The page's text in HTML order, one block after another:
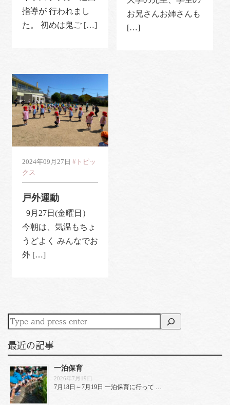
指導が 行われまし
た。 初めは鬼ご […]
お兄さんお姉さんも
[…]
2024年09月27日 #トピッ
クス
戸外運動
9月27日(金曜日）
今朝は、気温もちょ
うどよく みんなでお
外 […]
最近の記事
一泊保育
2026年7月19日
7月18日～7月19日 一泊保育に行って …